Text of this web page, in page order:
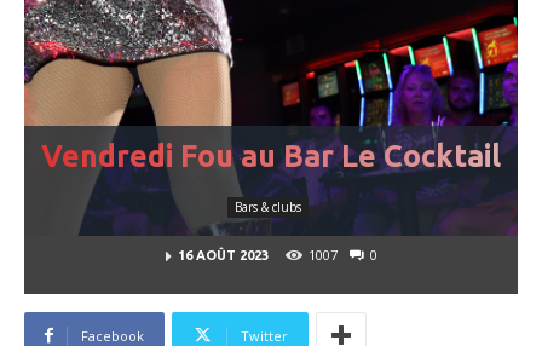
Vendredi Fou au Bar Le Cocktail
Bars & clubs
16 AOÛT 2023 1007 0
Facebook Twitter